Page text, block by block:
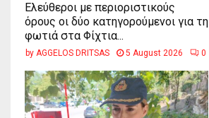
Ελεύθεροι με περιοριστικούς
όρους οι δύο κατηγορούμενοι για τη
φωτιά στα Φίχτια...
by AGGELOS DRITSAS 5 August 2026 0